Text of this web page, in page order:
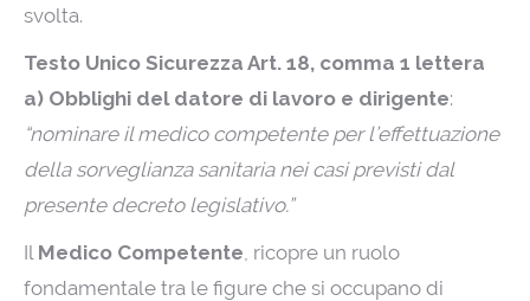
svolta.
Testo Unico Sicurezza Art. 18, comma 1 lettera
a) Obblighi del datore di lavoro e dirigente:
“nominare il medico competente per l’effettuazione
della sorveglianza sanitaria nei casi previsti dal
presente decreto legislativo.”
Il Medico Competente , ricopre un ruolo
fondamentale tra le figure che si occupano di